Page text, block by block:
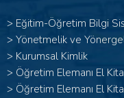
> Eğitim-Öğretim Bilgi
> Yönetmelik ve
> Kurumsal Kimlik
> Öğretim Elemanı El
> Öğretim Elemanı El